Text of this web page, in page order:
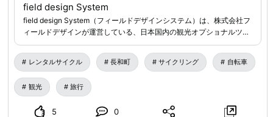
field design System
field design System（フィールドデザインシステム）は、株式会社フ
ィールドデザインが運営している、日本国内の観光オプショナルツア
ー・体験プログラムの検索・予約サイトです。
レンタルサイクル 長和町 サイクリング 自転車
観光 旅行
5 0